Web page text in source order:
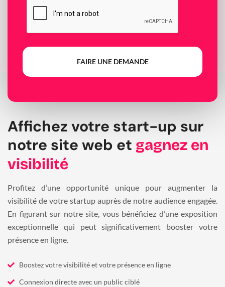
FAIRE UNE DEMANDE
Affichez votre start-up sur
notre site web et gagnez en
visibilité
Profitez d’une opportunité unique pour augmenter la
visibilité de votre startup auprès de notre audience engagée.
En figurant sur notre site, vous bénéficiez d’une exposition
exceptionnelle qui peut significativement booster votre
présence en ligne.
Boostez votre visibilité et votre présence en ligne
Connexion directe avec un public ciblé